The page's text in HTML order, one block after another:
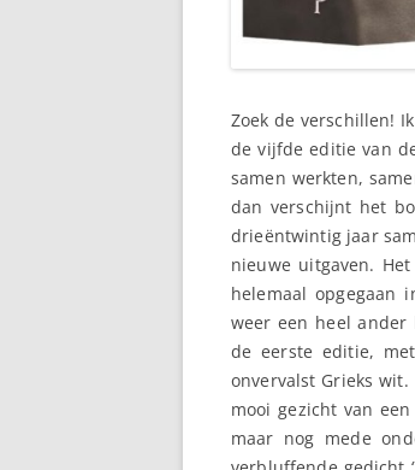
Zoek de verschillen!
de vijfde editie van
samen werkten,
dan verschijnt het
drieëntwintig jaar
nieuwe uitgaven.
helemaal opgegaan
weer een heel ander
de eerste editie,
onvervalst Grieks
mooi gezicht van
maar nog mede